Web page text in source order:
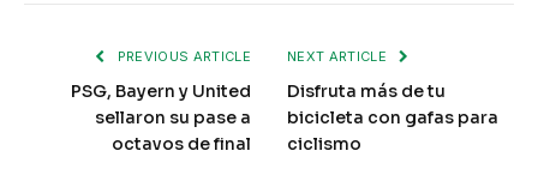
PREVIOUS ARTICLE
PSG, Bayern y United
sellaron su pase a
octavos de final
NEXT ARTICLE
Disfruta más de tu
bicicleta con gafas para
ciclismo